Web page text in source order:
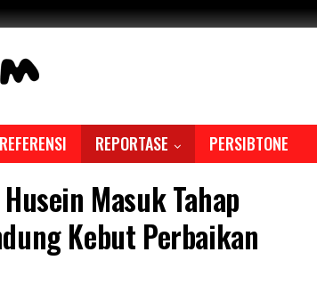
REFERENSI REPORTASE PERSIBTONE
Masuk Tahap
Kebut Perbaikan